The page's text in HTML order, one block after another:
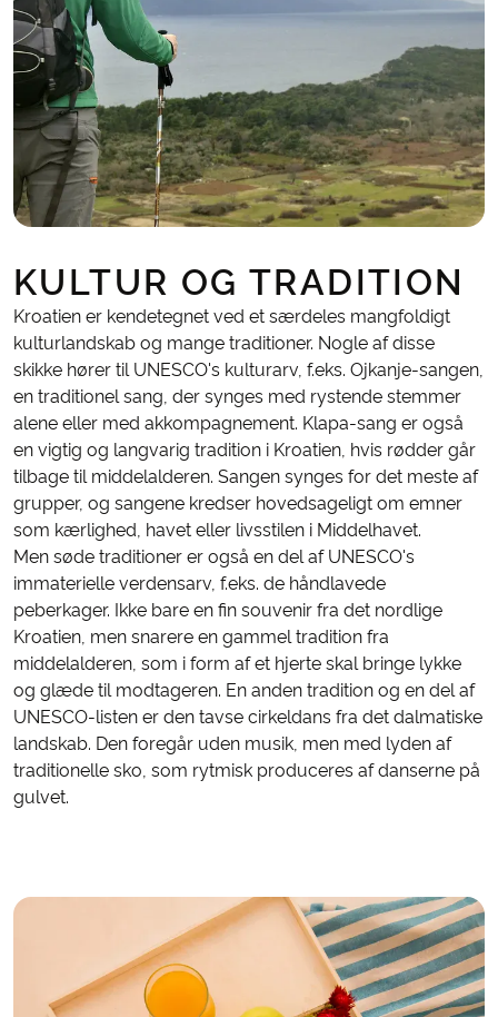
KULTUR OG TRADITION
Kroatien er kendetegnet ved et særdeles mangfoldigt
kulturlandskab og mange traditioner. Nogle af disse
skikke hører til UNESCO's kulturarv, f.eks. Ojkanje-sangen,
en traditionel sang, der synges med rystende stemmer
alene eller med akkompagnement. Klapa-sang er også
en vigtig og langvarig tradition i Kroatien, hvis rødder går
tilbage til middelalderen. Sangen synges for det meste af
grupper, og sangene kredser hovedsageligt om emner
som kærlighed, havet eller livsstilen i Middelhavet.
Men søde traditioner er også en del af UNESCO's
immaterielle verdensarv, f.eks. de håndlavede
peberkager. Ikke bare en fin souvenir fra det nordlige
Kroatien, men snarere en gammel tradition fra
middelalderen, som i form af et hjerte skal bringe lykke
og glæde til modtageren. En anden tradition og en del af
UNESCO-listen er den tavse cirkeldans fra det dalmatiske
landskab. Den foregår uden musik, men med lyden af
traditionelle sko, som rytmisk produceres af danserne på
gulvet.